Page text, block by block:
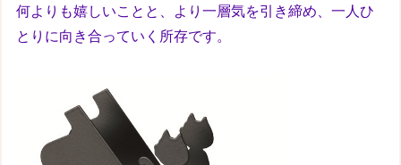
何よりも嬉しいことと、より一層気を引き締め、一人ひ
とりに向き合っていく所存です。